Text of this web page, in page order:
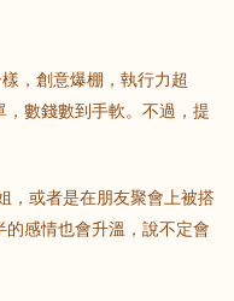
，創意爆棚，執行力超
數錢數到手軟。不過，提
，或者是在朋友聚會上被搭
感情也會升溫，說不定會
鼠 牛 虎